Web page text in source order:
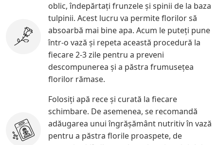
oblic, îndepărtați frunzele și spinii de la baza
tulpinii. Acest lucru va permite florilor să
absoarbă mai bine apa. Acum le puteți pune
într-o vază și repeta această procedură la
fiecare 2-3 zile pentru a preveni
descompunerea și a păstra frumusețea
florilor rămase.
Folosiți apă rece și curată la fiecare
schimbare. De asemenea, se recomandă
adăugarea unui îngrășământ nutritiv în vază
pentru a păstra florile proaspete, de